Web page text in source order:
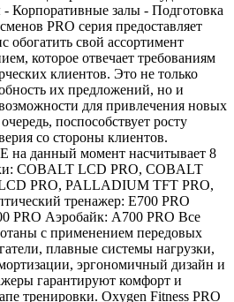
Корпоративные залы - Подготовка
PRO серия предоставляет
обогатить свой ассортимент
которое отвечает требованиям
клиентов. Это не только
их предложений, но и
для привлечения новых
поспособствует росту
со стороны клиентов.
на данный момент насчитывает 8
COBALT LCD PRO, COBALT
PRO, PALLADIUM TFT PRO,
тренажер: E700 PRO
PRO Аэробайк: A700 PRO Все
с применением передовых
плавные системы нагрузки,
эргономичный дизайн и
гарантируют комфорт и
тренировки. Oxygen Fitness PRO